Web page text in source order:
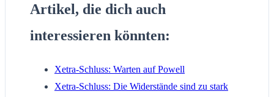
Artikel, die dich auch
interessieren könnten:
Xetra-Schluss: Warten auf Powell
Xetra-Schluss: Die Widerstände sind zu stark